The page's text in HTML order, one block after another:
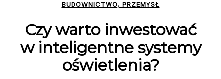
BUDOWNICTWO, PRZEMYSŁ
Czy warto inwestować
w inteligentne systemy
oświetlenia?